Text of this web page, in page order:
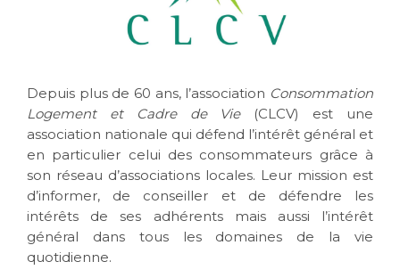
Depuis plus de 60 ans, l’association Consommation
Logement et Cadre de Vie(CLCV) est une
association nationale qui défend l’intérêt général et
en particulier celui des consommateurs grâce à
son réseau d’associations locales. Leur mission est
d’informer, de conseiller et de défendre les
intérêts de ses adhérents mais aussi l’intérêt
général dans tous les domaines de la vie
quotidienne.